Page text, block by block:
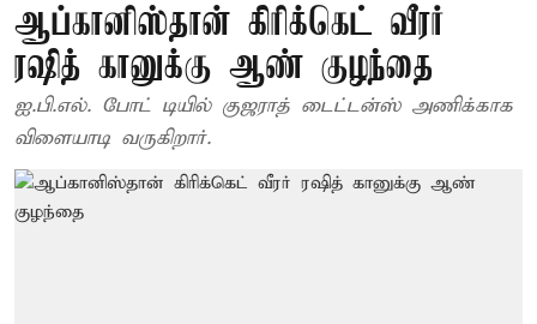
ஆப்கானிஸ்தான் கிரிக்கெட் வீரர்
ரஷித் கானுக்கு ஆண் குழந்தை
ஐ.பி.எல். போட் டியில் குஜராத் டைட்டன்ஸ் அணிக்காக
விளையாடி வருகிறார்.